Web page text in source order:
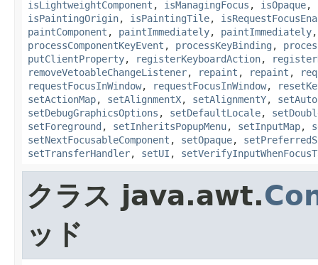
isLightweightComponent , isManagingFocus , isOpaque,
isPaintingOrigin, isPaintingTile,
paintComponent , paintImmediately, paintImmediately
processComponentKeyEvent , processKeyBinding ,
putClientProperty, registerKeyboardAction,
removeVetoableChangeListener, repaint , repaint ,
requestFocusInWindow, requestFocusInWindow,
setActionMap, setAlignmentX, setAlignmentY,
setDebugGraphicsOptions , setDefaultLocale,
setForeground , setInheritsPopupMenu, setInputMap,
setNextFocusableComponent , setOpaque,
setTransferHandler, setUI ,
クラス java.awt.
ッド